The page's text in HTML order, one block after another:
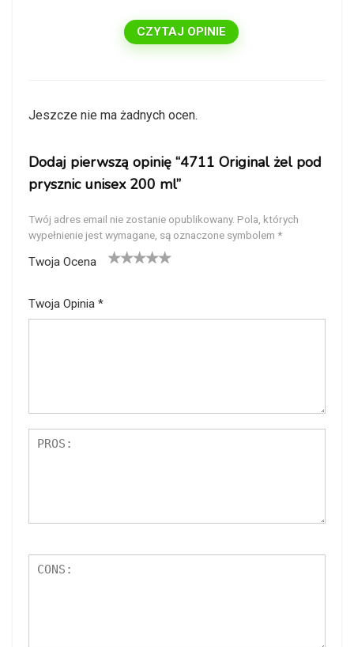
CZYTAJ OPINIE
Jeszcze nie ma żadnych ocen.
Dodaj pierwszą opinię “4711 Original żel pod
prysznic unisex 200 ml”
Twój adres email nie zostanie opublikowany. Pola, których
wypełnienie jest wymagane, są oznaczone symbolem *
Twoja Ocena
Twoja Opinia *